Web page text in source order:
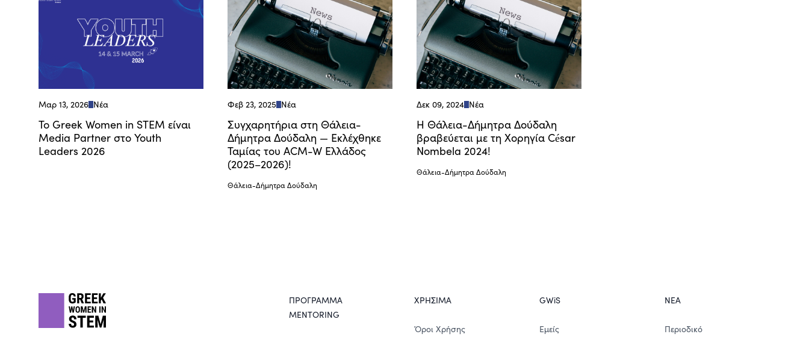
Μαρ 13, 2026 Νέα
Το Greek Women in STEM είναι
Media Partner στο Youth
Leaders 2026
Φεβ 23, 2025 Νέα
Συγχαρητήρια στη Θάλεια-
Δήμητρα Δούδαλη — Εκλέχθηκε
Ταμίας του ACM-W Ελλάδος
(2025–2026)!
Θάλεια-Δήμητρα Δούδαλη
Δεκ 09, 2024 Νέα
Η Θάλεια-Δήμητρα Δούδαλη
βραβεύεται με τη Χορηγία César
Nombela 2024!
Θάλεια-Δήμητρα Δούδαλη
ΠΡΟΓΡΑΜΜΑ
MENTORING
ΧΡΗΣΙΜΑ
Όροι Χρήσης
GWiS
Εμείς
ΝΕΑ
Περιοδικό